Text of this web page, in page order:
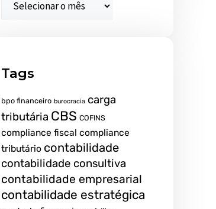
Tags
bpo financeiro burocracia carga
tributária CBS COFINS
compliance fiscal compliance
tributário contabilidade
contabilidade consultiva
contabilidade empresarial
contabilidade estratégica